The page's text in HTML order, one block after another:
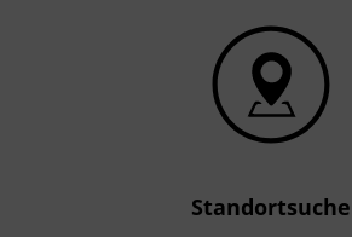
Fachinput, Praxisbeispiele,
Anmeldeschluss: Einen Tag vor
Der Zoom-Link für die Online
Tag vor der Veranstaltung
Standortsuche